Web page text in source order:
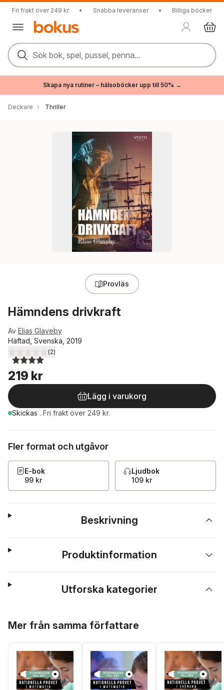
Fri frakt över 249 kr • Snabba leveranser • Billiga böcker
Sök bok, spel, pussel, penna...
Skapa nya rutiner – hälsoböcker upp till 50% →
Deckare Thriller
Provläs
Hämndens drivkraft
Av Elias Glaveby
Häftad, Svenska, 2019
4,0utav 5 stjärnor. Totalt antal röster:
(2)
219 kr
Lägg i varukorg
Skickas . Fri frakt över 249 kr.
Fler format och utgåvor
E-bok
99 kr
Ljudbok
109 kr
Beskrivning
Produktinformation
Utforska kategorier
Mer från samma författare